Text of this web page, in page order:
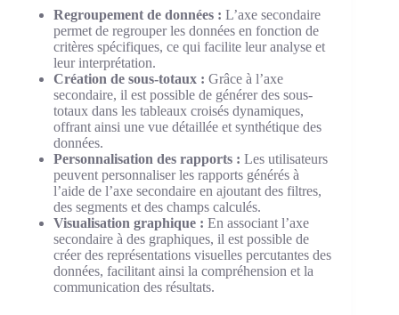
Regroupement de données : L’axe secondaire
permet de regrouper les données en fonction de
critères spécifiques, ce qui facilite leur analyse et
leur interprétation.
Création de sous-totaux : Grâce à l’axe
secondaire, il est possible de générer des sous-
totaux dans les tableaux croisés dynamiques,
offrant ainsi une vue détaillée et synthétique des
données.
Personnalisation des rapports : Les utilisateurs
peuvent personnaliser les rapports générés à
l’aide de l’axe secondaire en ajoutant des filtres,
des segments et des champs calculés.
Visualisation graphique : En associant l’axe
secondaire à des graphiques, il est possible de
créer des représentations visuelles percutantes des
données, facilitant ainsi la compréhension et la
communication des résultats.